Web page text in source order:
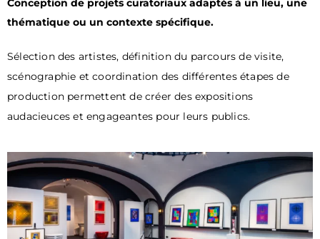
thématique ou un contexte spécifique.
Sélection des artistes, définition du parcours de visite,
scénographie et coordination des différentes étapes de
production permettent de créer des expositions
audacieuces et engageantes pour leurs publics.